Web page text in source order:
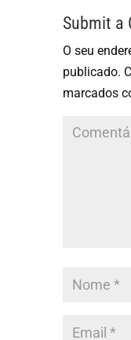
Submit a
O seu
publicado.
marcados